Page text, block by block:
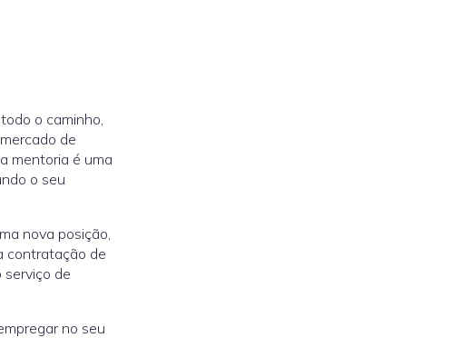
o caminho,
de
mentoria é uma
o seu
nova posição,
contratação de
de
no seu